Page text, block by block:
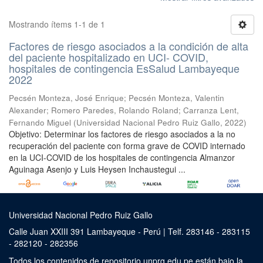
Mostrando ítems 1-1 de 1
Factores de riesgo asociados a la condición de alta
del paciente hospitalizado en UCI- COVID,
hospitales de contingencia EsSalud Lambayeque
2022
Pecsén Monteza, José Enrique; Pecsén Monteza, Valentin
Alexander; Romero Paredes, Rolando Roland; Carranza Lent,
Fernando Miguel (Universidad Nacional Pedro Ruiz Gallo, 2022)
Objetivo: Determinar los factores de riesgo asociados a la no
recuperación del paciente con forma grave de COVID internado
en la UCI-COVID de los hospitales de contingencia Almanzor
Aguinaga Asenjo y Luis Heysen Inchaustegui ...
Universidad Nacional Pedro Ruiz Gallo
Calle Juan XXIII 391 Lambayeque - Perú | Telf. 283146 - 283115
- 282120 - 282356